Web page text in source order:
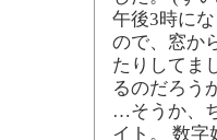
午後3時に
ので、窓か
たりしてま
るのだろう
…そうか、
イト。 数字